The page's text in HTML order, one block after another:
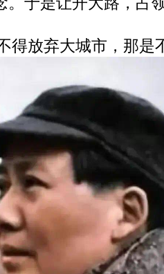
得放弃大城市，那是